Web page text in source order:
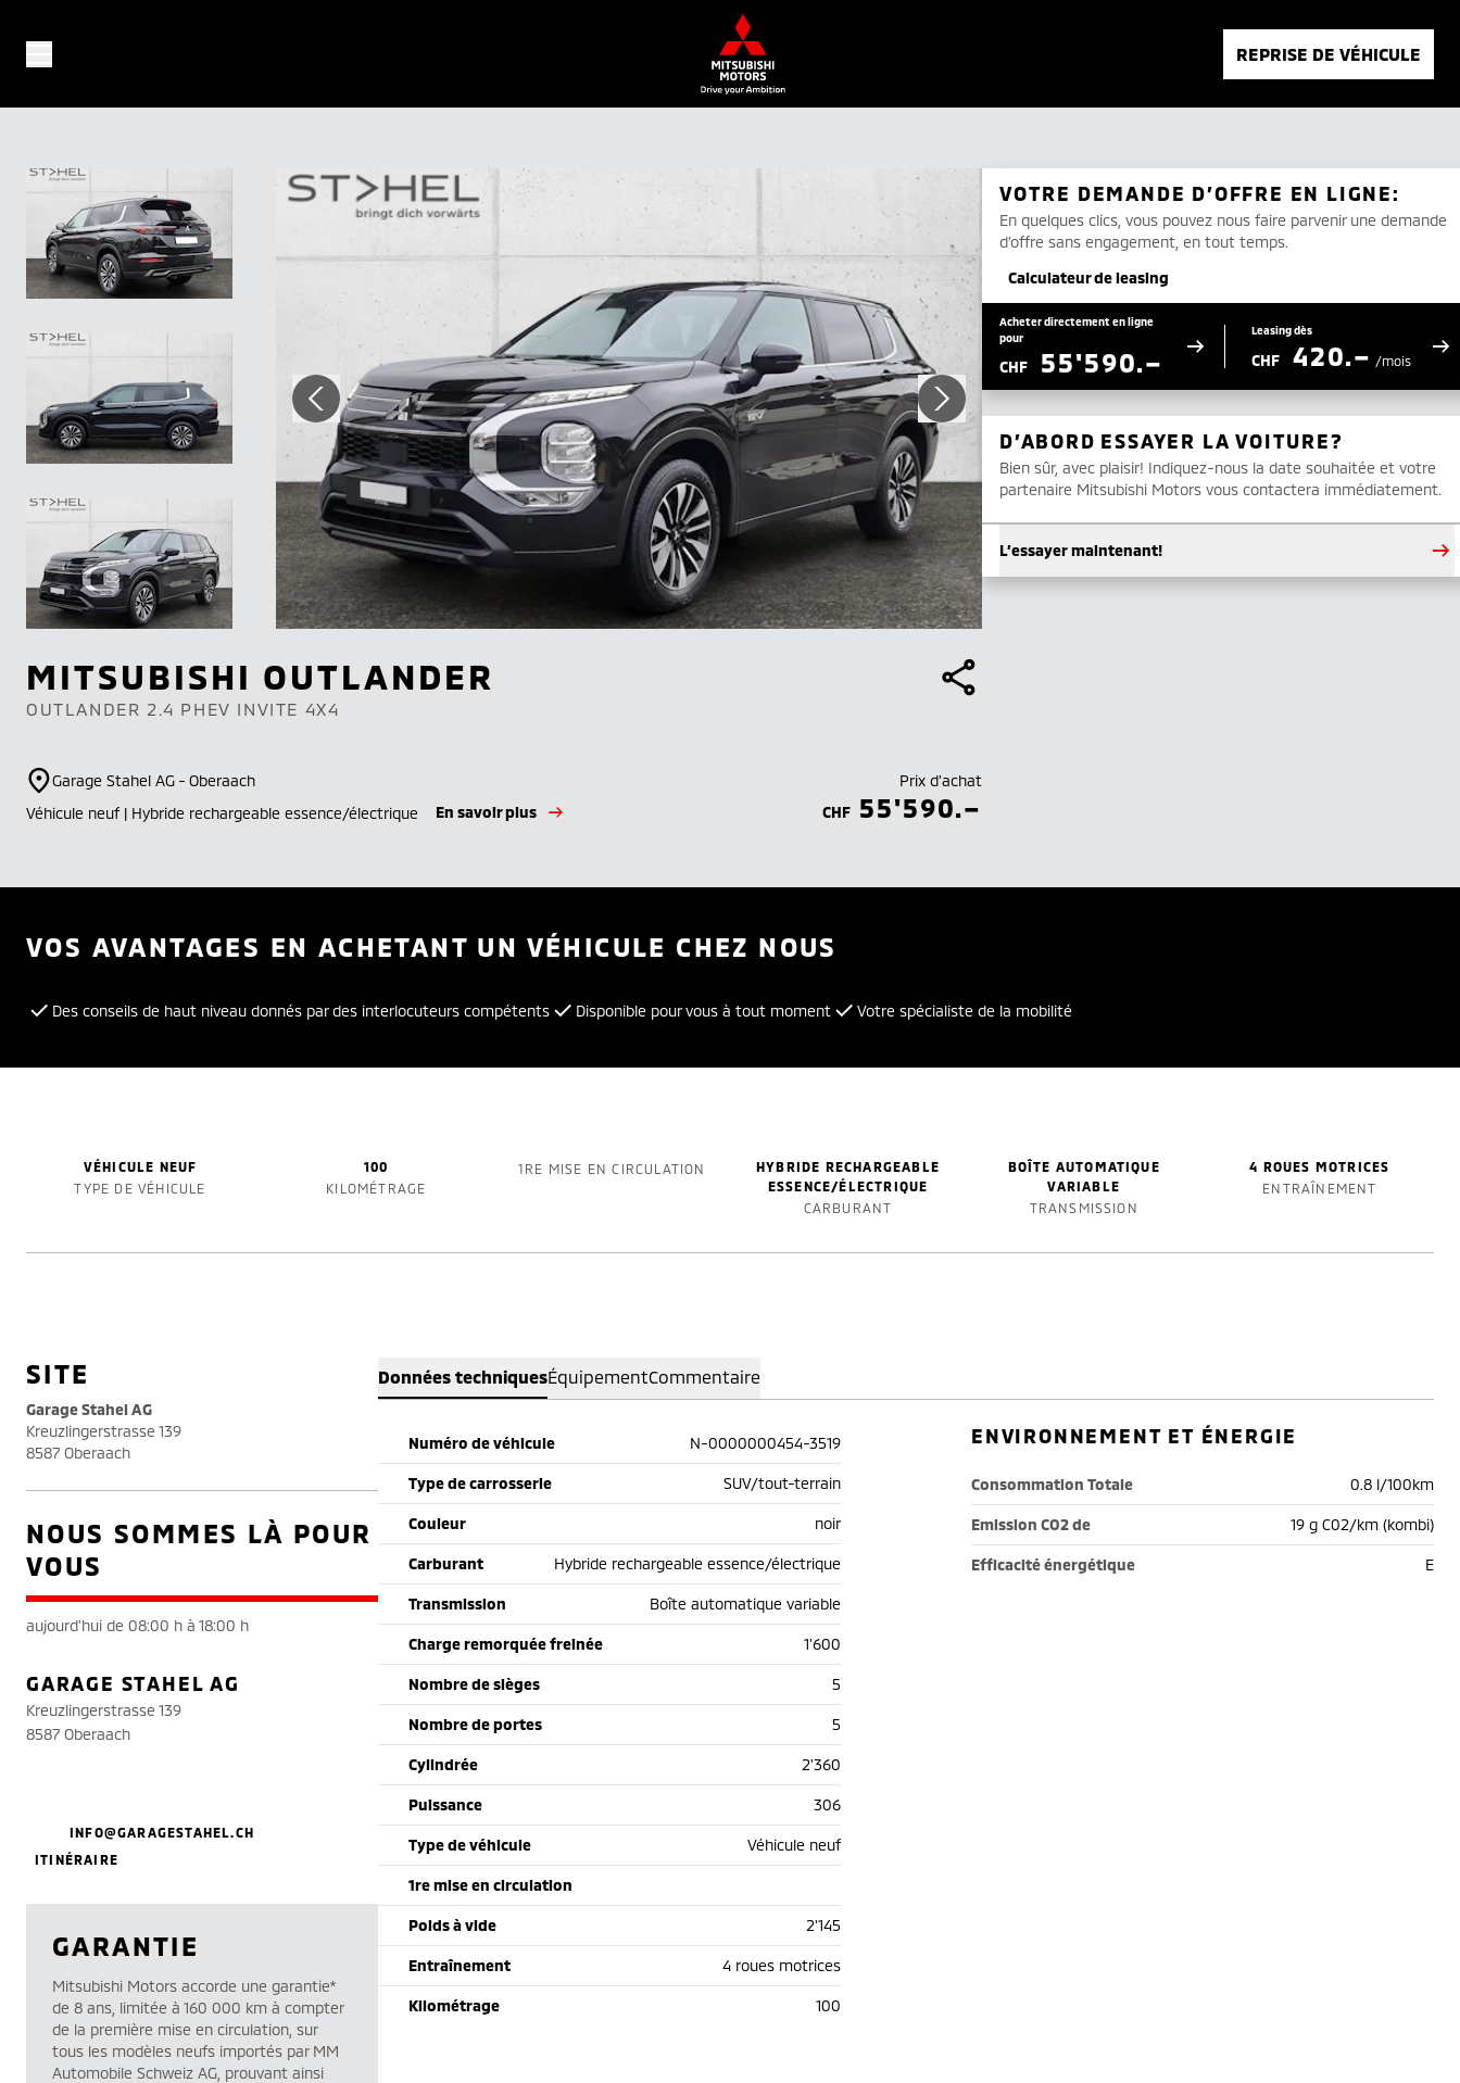
REPRISE DE VÉHICULE
MITSUBISHI OUTLANDER
OUTLANDER 2.4 PHEV INVITE 4X4
Garage Stahel AG - Oberaach
Véhicule neuf | Hybride rechargeable essence/électrique
En savoir plus
Prix d’achat
CHF 55'590.–
VOTRE DEMANDE D’OFFRE EN LIGNE:
En quelques clics, vous pouvez nous faire parvenir une demande
d’offre sans engagement, en tout temps.
Calculateur de leasing
Acheter directement en ligne
pour
CHF 55'590.–
Leasing dès
CHF 420.– /mois
D’ABORD ESSAYER LA VOITURE?
Bien sûr, avec plaisir! Indiquez-nous la date souhaitée et votre
partenaire Mitsubishi Motors vous contactera immédiatement.
L’essayer maintenant!
VOS AVANTAGES EN ACHETANT UN VÉHICULE CHEZ NOUS
Des conseils de haut niveau donnés par des interlocuteurs compétents Disponible pour vous à tout moment Votre spécialiste de la mobilité
VÉHICULE NEUF
TYPE DE VÉHICULE
100
KILOMÉTRAGE
1RE MISE EN CIRCULATION
HYBRIDE RECHARGEABLE
ESSENCE/ÉLECTRIQUE
CARBURANT
BOÎTE AUTOMATIQUE
VARIABLE
TRANSMISSION
4 ROUES MOTRICES
ENTRAÎNEMENT
Données techniquesÉquipementCommentaire
Numéro de véhicule N-0000000454-3519
Type de carrosserie SUV/tout-terrain
Couleur noir
Carburant Hybride rechargeable essence/électrique
Transmission Boîte automatique variable
Charge remorquée freinée 1'600
Nombre de sièges 5
Nombre de portes 5
Cylindrée 2'360
Puissance 306
Type de véhicule Véhicule neuf
1re mise en circulation
Poids à vide 2'145
Entraînement 4 roues motrices
Kilométrage 100
ENVIRONNEMENT ET ÉNERGIE
Consommation Totale 0.8 l/100km
Emission CO2 de 19 g C02/km (kombi)
Efficacité énergétique E
SITE
Garage Stahel AG
Kreuzlingerstrasse 139
8587 Oberaach
NOUS SOMMES LÀ POUR
VOUS
aujourd'hui de 08:00 h à 18:00 h
GARAGE STAHEL AG
Kreuzlingerstrasse 139
8587 Oberaach
INFO@GARAGESTAHEL.CH
ITINÉRAIRE
GARANTIE
Mitsubishi Motors accorde une garantie*
de 8 ans, limitée à 160 000 km à compter
de la première mise en circulation, sur
tous les modèles neufs importés par MM
Automobile Schweiz AG, prouvant ainsi